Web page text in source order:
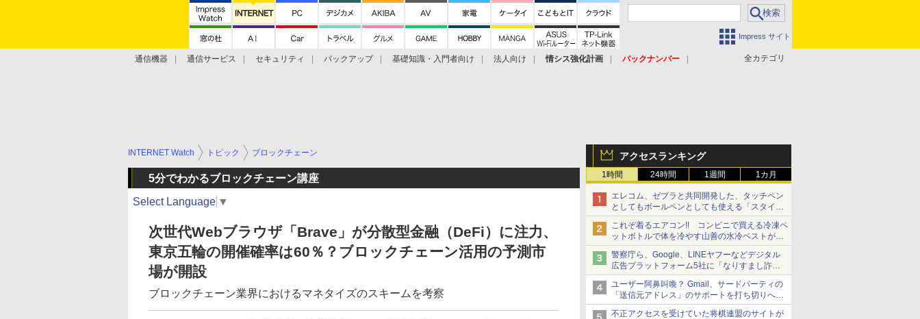
Impress サイト
全カテゴリ
通信機器 通信サービス セキュリティ バックアップ 基礎知識・入門者向け 法人向け 情シス強化計画
バックナンバー
アクセスランキング
1時間 24時間 1週間 1カ月
エレコム、ゼブラと共同開発した、タッチペン
としてもボールペンとしても使える「スタイラ
スツーウェイ」発売 iPadにも紙にも、持ち替
えずに書き込める
これぞ着るエアコン!! コンビニで買える冷凍ペ
ットボトルで体を冷やす山善の水冷ベストがロ
ードバイクにちょうどいい【ぼっち・ざ・ろー
ど！その14】【空いた時間でなにしてる？】
警察庁ら、Google、LINEヤフーなどデジタル
広告プラットフォーム5社に「なりすまし詐欺
広告」対策強化を要請 著名人の写真や映像を
使った投資詐欺などへの対策として
ユーザー阿鼻叫喚？ Gmail、サードパーティの
「送信元アドレス」のサポートを打ち切りへ
【やじうまWatch】
不正アクセスを受けていた将棋連盟のサイトが
INTERNET Watch トピック ブロックチェーン
5分でわかるブロックチェーン講座
Select Language ▼
次世代Webブラウザ「Brave」が分散型金融（DeFi）に注力、
東京五輪の開催確率は60％？ブロックチェーン活用の予測市
場が開設
ブロックチェーン業界におけるマネタイズのスキームを考察